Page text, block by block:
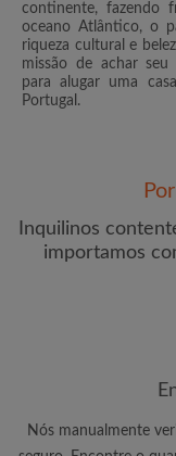
Li, entendi e
continente, fazendo
oceano Atlântico, o
riqueza cultural e
missão de achar seu
para alugar uma
Portugal.
Inquilinos
importamos
Nós manualmente